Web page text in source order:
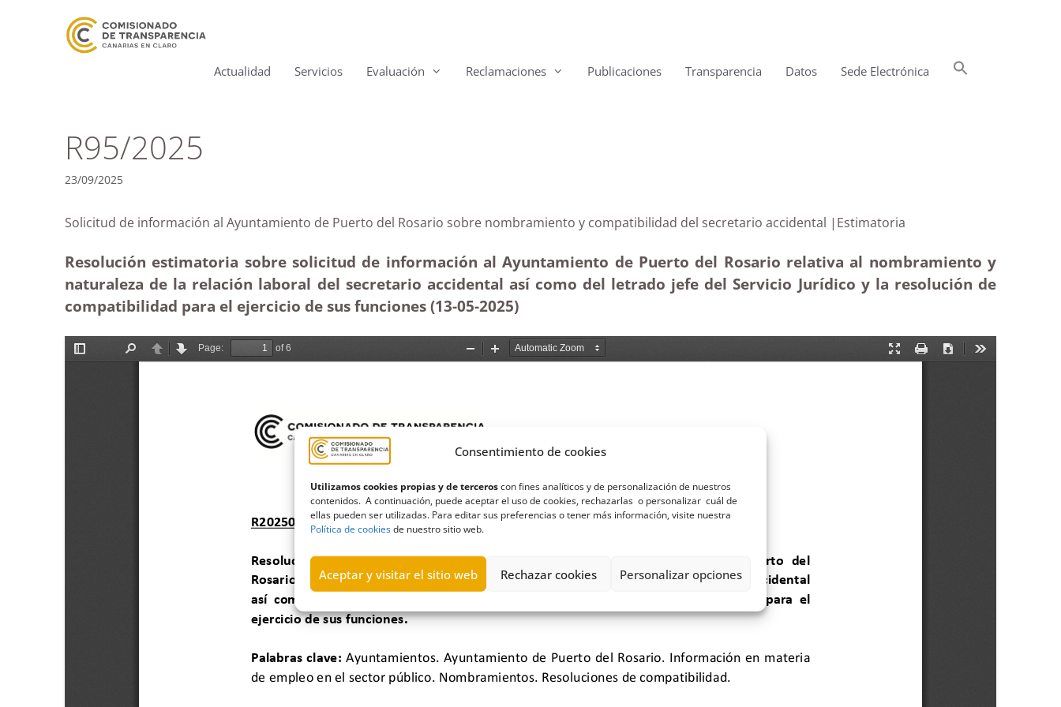
Consentimiento de cookies
Utilizamos cookies propias y de terceroscon fines analíticos y de personalización de nuestros
contenidos. A continuación, puede aceptar el uso de cookies, rechazarlas o personalizar cuál de
ellas pueden ser utilizadas. Para editar sus preferencias o tener más información, visite nuestra
Política de cookiesde nuestro sitio web.
Aceptar y visitar el sitio web Rechazar cookies Personalizar opciones
Actualidad Servicios Evaluación Reclamaciones Publicaciones Transparencia Datos Sede Electrónica
R95/2025
23/09/2025
Solicitud de información al Ayuntamiento de Puerto del Rosario sobre nombramiento y compatibilidad del secretario accidental |Estimatoria
Resolución estimatoria sobre solicitud de información al Ayuntamiento de Puerto del Rosario relativa al nombramiento y
naturaleza de la relación laboral del secretario accidental así como del letrado jefe del Servicio Jurídico y la resolución de
compatibilidad para el ejercicio de sus funciones (13-05-2025)